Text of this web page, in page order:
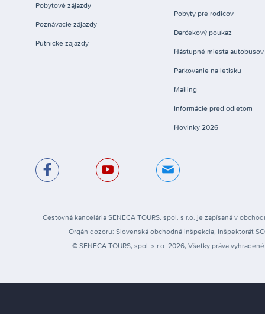
Pobytové zájazdy
Poznávacie zájazdy
Pútnické zájazdy
Pobyty pre rodičov
Darčekový poukaz
Nástupné miesta autobusov
Parkovanie na letisku
Mailing
Informácie pred odletom
Novinky 2026
Cestovná kancelária SENECA TOURS, spol. s r.o. je zapísaná v
Orgán dozoru: Slovenská obchodná inšpekcia, Inšpektorát
© SENECA TOURS, spol. s r.o. 2026, Všetky práva